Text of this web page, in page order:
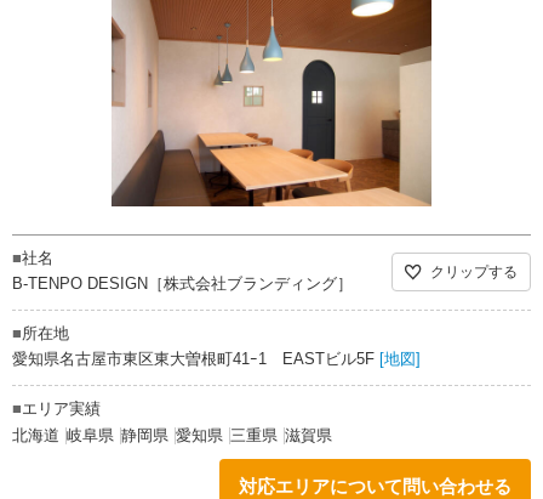
■社名
B-TENPO DESIGN［株式会社ブランディング］
クリップする
■所在地
愛知県名古屋市東区東大曽根町41ｰ1 EASTビル5F [地図]
■エリア実績
北海道 岐阜県 静岡県 愛知県 三重県 滋賀県
対応エリアについて問い合わせる